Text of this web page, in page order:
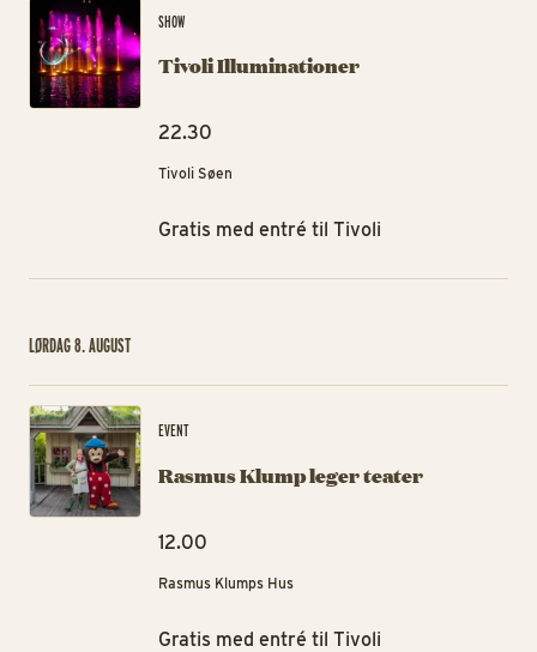
SHOW
Tivoli Illuminationer
22.30
Tivoli Søen
Gratis med entré til Tivoli
LØRDAG 8. AUGUST
EVENT
Rasmus Klump leger teater
12.00
Rasmus Klumps Hus
Gratis med entré til Tivoli